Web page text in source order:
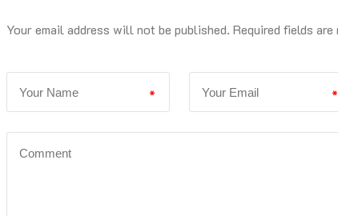
Your email address will not be published. Required fields are
* *